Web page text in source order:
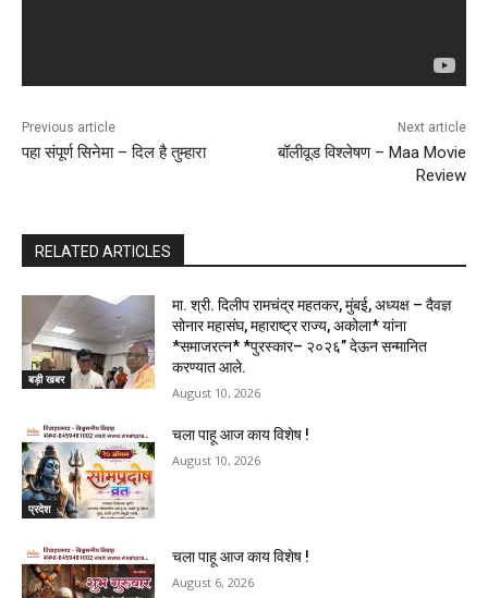
Previous article
पहा संपूर्ण सिनेमा – दिल है तुम्हारा
Next article
बॉलीवूड विश्लेषण – Maa Movie
Review
RELATED ARTICLES
बड़ी खबर
मा. श्री. दिलीप रामचंद्र महतकर, मुंबई, अध्यक्ष – दैवज्ञ
सोनार महासंघ, महाराष्ट्र राज्य, अकोला* यांना
*समाजरत्न* *पुरस्कार– २०२६” देऊन सन्मानित
करण्यात आले.
August 10, 2026
प्रदेश
चला पाहू आज काय विशेष !
August 10, 2026
चला पाहू आज काय विशेष !
August 6, 2026